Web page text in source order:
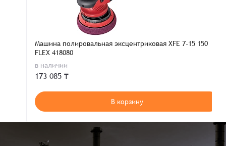
Машина полировальная эксцентриковая XFE 7-15 150
FLEX 418080
в наличии
173 085 ₸
В корзину